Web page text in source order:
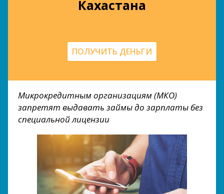
Кахастана
ПОЛУЧИТЬ ДЕНЬГИ
Микрокредитным организациям (МКО)
запретят выдавать займы до зарплаты без
специальной лицензии